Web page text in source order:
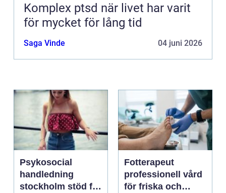
Komplex ptsd när livet har varit
för mycket för lång tid
Saga Vinde 04 juni 2026
Psykosocial
handledning
stockholm stöd för
Fotterapeut
professionell vård
för friska och